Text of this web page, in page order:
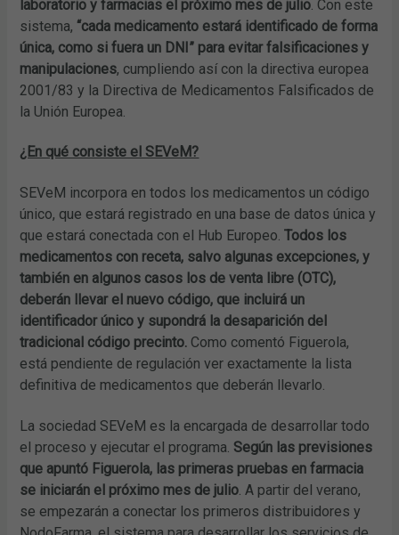
laboratorio y farmacias el próximo mes de julio . Con este
sistema, “cada medicamento estará identificado de forma
única, como si fuera un DNI” para evitar falsificaciones y
manipulaciones, cumpliendo así con la directiva europea
2001/83 y la Directiva de Medicamentos Falsificados de
la Unión Europea.
¿En qué consiste el SEVeM?
SEVeM incorpora en todos los medicamentos un código
único, que estará registrado en una base de datos única y
que estará conectada con el Hub Europeo.Todos los
medicamentos con receta, salvo algunas excepciones, y
también en algunos casos los de venta libre (OTC),
deberán llevar el nuevo código, que incluirá un
identificador único y supondrá la desaparición del
tradicional código precinto. Como comentó Figuerola,
está pendiente de regulación ver exactamente la lista
definitiva de medicamentos que deberán llevarlo.
La sociedad SEVeM es la encargada de desarrollar todo
el proceso y ejecutar el programa. Según las previsiones
que apuntó Figuerola, las primeras pruebas en farmacia
se iniciarán el próximo mes de julio. A partir del verano,
se empezarán a conectar los primeros distribuidores y